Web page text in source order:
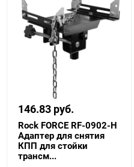
146.83 руб.
Rock FORCE RF-0902-H
Адаптер для снятия
КПП для стойки
трансм...